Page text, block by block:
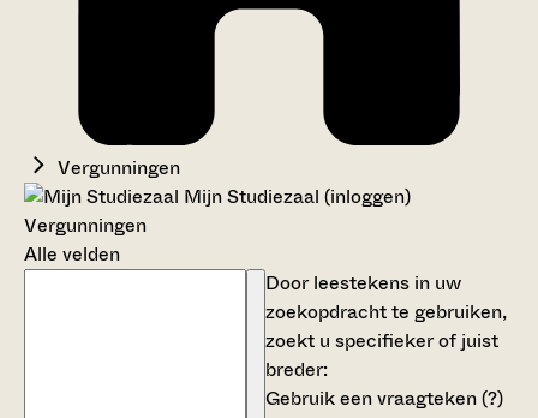
Vergunningen
Mijn Studiezaal (inloggen)
Vergunningen
Alle velden
Door leestekens in uw
zoekopdracht te gebruiken,
zoekt u specifieker of juist
breder:
Gebruik eenvraagteken (?)